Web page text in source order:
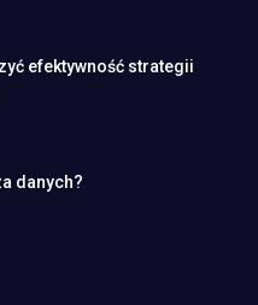
efektywność strategii
danych?